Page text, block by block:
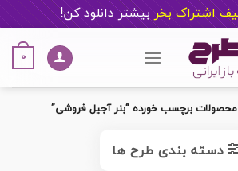
بیشتر دانلود کن!
0
محصولات برچسب خورده “بنر آجیل فروشی”
دسته بندی طرح ها